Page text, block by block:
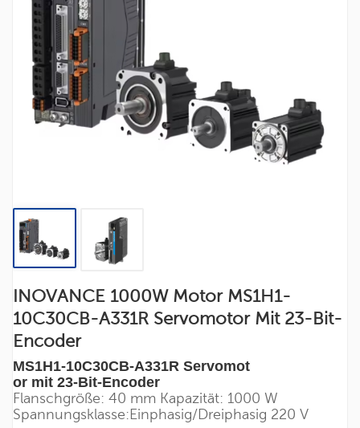
INOVANCE 1000W Motor MS1H1-
10C30CB-A331R Servomotor Mit 23-Bit-
Encoder
MS1H1-10C30CB-A331R Servomot
or mit 23-Bit-Encoder
Flanschgröße: 40 mm Kapazität: 1000 W
Spannungsklasse:Einphasig/Dreiphasig 220 V